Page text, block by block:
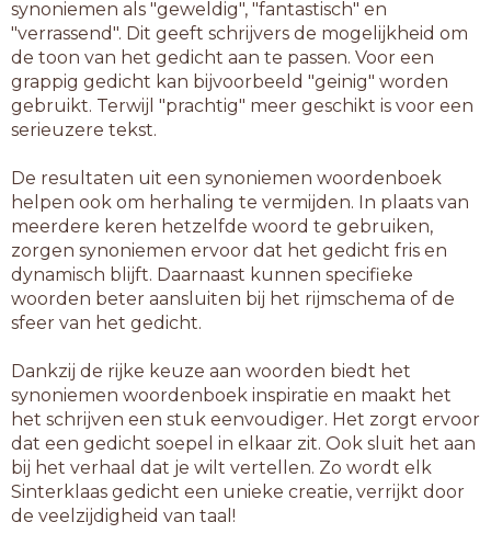
synoniemen als "geweldig", "fantastisch" en
"verrassend". Dit geeft schrijvers de mogelijkheid om
de toon van het gedicht aan te passen. Voor een
grappig gedicht kan bijvoorbeeld "geinig" worden
gebruikt. Terwijl "prachtig" meer geschikt is voor een
serieuzere tekst.
De resultaten uit een synoniemen woordenboek
helpen ook om herhaling te vermijden. In plaats van
meerdere keren hetzelfde woord te gebruiken,
zorgen synoniemen ervoor dat het gedicht fris en
dynamisch blijft. Daarnaast kunnen specifieke
woorden beter aansluiten bij het rijmschema of de
sfeer van het gedicht.
Dankzij de rijke keuze aan woorden biedt het
synoniemen woordenboek inspiratie en maakt het
het schrijven een stuk eenvoudiger. Het zorgt ervoor
dat een gedicht soepel in elkaar zit. Ook sluit het aan
bij het verhaal dat je wilt vertellen. Zo wordt elk
Sinterklaas gedicht een unieke creatie, verrijkt door
de veelzijdigheid van taal!